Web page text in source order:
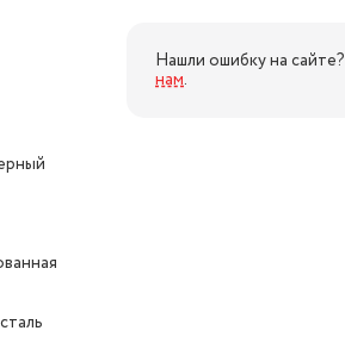
Нашли ошибку на сайте?
нам.